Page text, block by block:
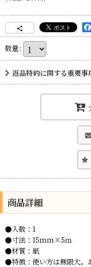
数量:
返品特約に関する重要事
商品詳細
●入数：1
●寸法：15mm×5ｍ
●材質：紙
●特徴：使い方は無限大。